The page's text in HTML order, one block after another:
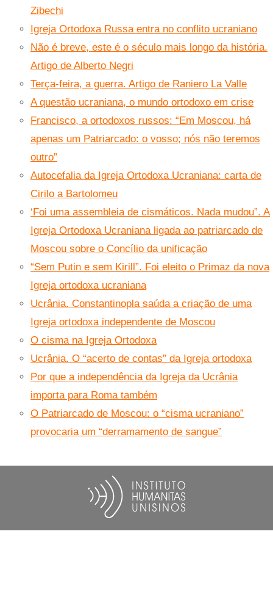
Zibechi
Igreja Ortodoxa Russa entra no conflito ucraniano
Não é breve, este é o século mais longo da história.
Artigo de Alberto Negri
Terça-feira, a guerra. Artigo de Raniero La Valle
A questão ucraniana, o mundo ortodoxo em crise
Francisco, a ortodoxos russos: “Em Moscou, há
apenas um Patriarcado: o vosso; nós não teremos
outro”
Autocefalia da Igreja Ortodoxa Ucraniana: carta de
Cirilo a Bartolomeu
‘Foi uma assembleia de cismáticos. Nada mudou”. A
Igreja Ortodoxa Ucraniana ligada ao patriarcado de
Moscou sobre o Concílio da unificação
“Sem Putin e sem Kirill”. Foi eleito o Primaz da nova
Igreja ortodoxa ucraniana
Ucrânia. Constantinopla saúda a criação de uma
Igreja ortodoxa independente de Moscou
O cisma na Igreja Ortodoxa
Ucrânia. O “acerto de contas” da Igreja ortodoxa
Por que a independência da Igreja da Ucrânia
importa para Roma também
O Patriarcado de Moscou: o “cisma ucraniano”
provocaria um “derramamento de sangue”